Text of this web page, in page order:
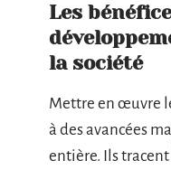
Les
la société
Mettre en œuvre
à des avancées
entière. Ils tracent